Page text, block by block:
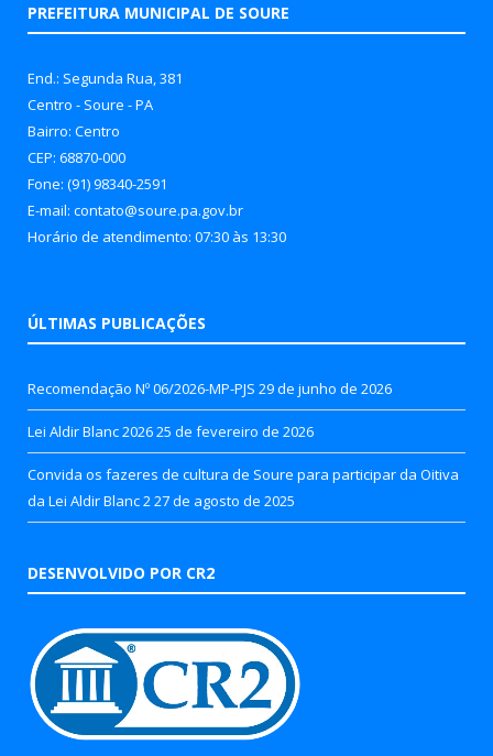
PREFEITURA MUNICIPAL DE SOURE
End.: Segunda Rua, 381
Centro - Soure - PA
Bairro: Centro
CEP: 68870-000
Fone: (91) 98340-2591
E-mail: contato@soure.pa.gov.br
Horário de atendimento: 07:30 às 13:30
ÚLTIMAS PUBLICAÇÕES
Recomendação Nº 06/2026-MP-PJS 29 de junho de 2026
Lei Aldir Blanc 202625 de fevereiro de 2026
Convida os fazeres de cultura de Soure para participar da Oitiva
da Lei Aldir Blanc 2 27 de agosto de 2025
DESENVOLVIDO POR CR2